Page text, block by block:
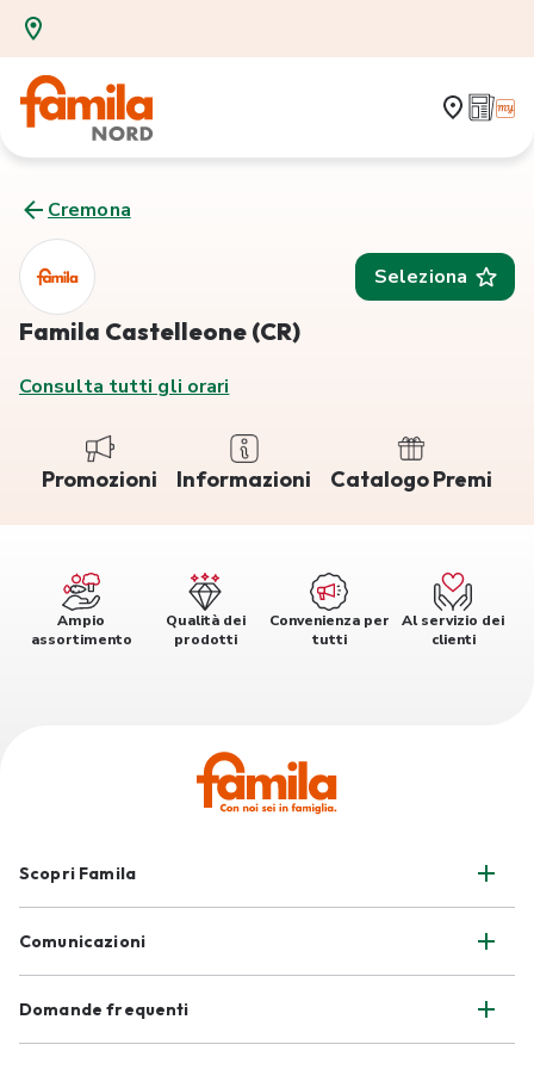
Cremona
Seleziona
Famila Castelleone (CR)
Consulta tutti gli orari
Promozioni Informazioni Catalogo Premi
Ampio
assortimento
Qualità dei
prodotti
Convenienza per
tutti
Al servizio dei
clienti
Scopri Famila
Comunicazioni
Domande frequenti